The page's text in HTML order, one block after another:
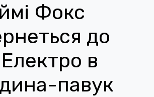
Фокс
до
Електро в
павук